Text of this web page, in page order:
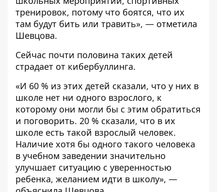
тренировок, потому что боятся, что их
там будут бить или травить», — отметила
Шевцова.
Сейчас почти половина таких детей
страдает от кибербуллинга.
«И 60 % из этих детей сказали, что у них в
школе нет ни одного взрослого, к
которому они могли бы с этим обратиться
и поговорить. 20 % сказали, что в их
школе есть такой взрослый человек.
Наличие хотя бы одного такого человека
в учебном заведении значительно
улучшает ситуацию с уверенностью
ребенка, желанием идти в школу», —